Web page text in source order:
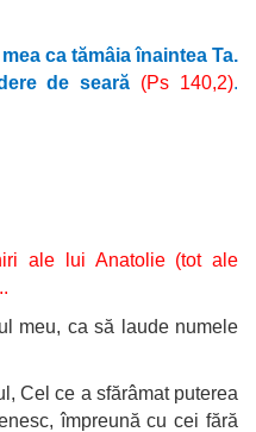
ca tămâia înaintea Ta.
de seară (Ps 140,2).
ale lui Anatolie (tot ale
meu, ca să laude numele
Cel ce a sfărâmat puterea
împreună cu cei fără